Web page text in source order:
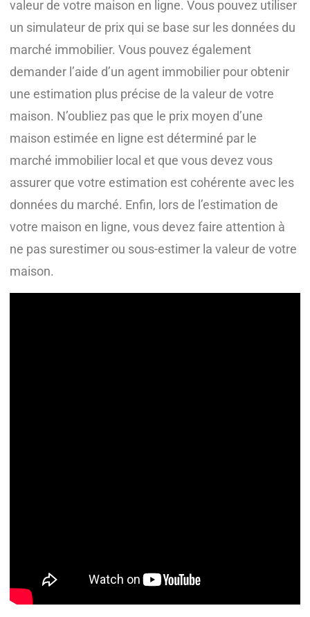
valeur de votre maison en ligne. Vous pouvez utiliser
un simulateur de prix qui se base sur les données du
marché immobilier. Vous pouvez également
demander l’aide d’un agent immobilier pour obtenir
une estimation plus précise de la valeur de votre
maison. N’oubliez pas que le prix moyen d’une
maison estimée en ligne est déterminé par le
marché immobilier local et que vous devez vous
assurer que votre estimation est cohérente avec les
données du marché. Enfin, lors de l’estimation de
votre maison en ligne, vous devez faire attention à
ne pas surestimer ou sous-estimer la valeur de votre
maison.